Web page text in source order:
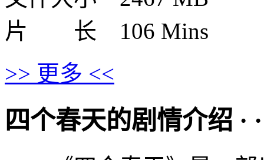
片 长 106 Mins
>> 更多 <<
四个春天的剧情介绍 · ·